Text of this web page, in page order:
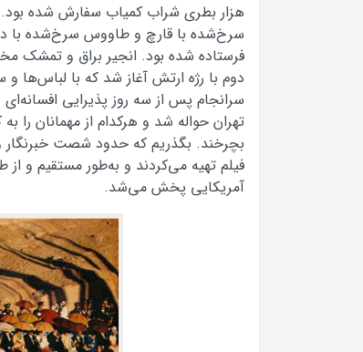
هزار بطری شراب کمیاب سفارش شده بود.
سرخ‌شده با قارچ و طاووس سرخ‌شده با
فرستاده شده بود. انجیر براق و تمشک
دوم با رژه ارتش آغاز شد که با لباس‌ها
سرانجام پس از سه روز پذیرایی
تهران حواله شد و هرکدام از مهمانان را
بچرخند. بگذریم که حدود شصت
فیلم تهیه می‌کردند و به‌طور مستقیم و از
آمریکایی پخش می‌شد.